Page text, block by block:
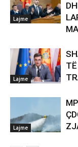
Lajme
Lajme
Lajme